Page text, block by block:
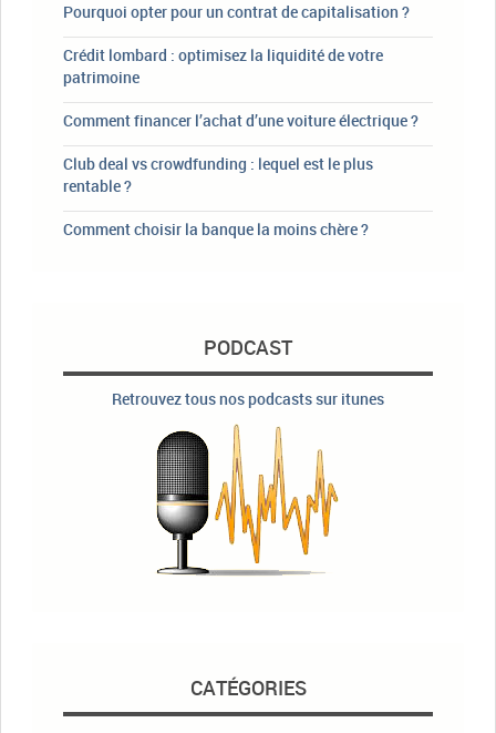
Pourquoi opter pour un contrat de capitalisation ?
Crédit lombard : optimisez la liquidité de votre
patrimoine
Comment financer l’achat d’une voiture électrique ?
Club deal vs crowdfunding : lequel est le plus
rentable ?
Comment choisir la banque la moins chère ?
PODCAST
Retrouvez tous nos podcasts sur itunes
CATÉGORIES